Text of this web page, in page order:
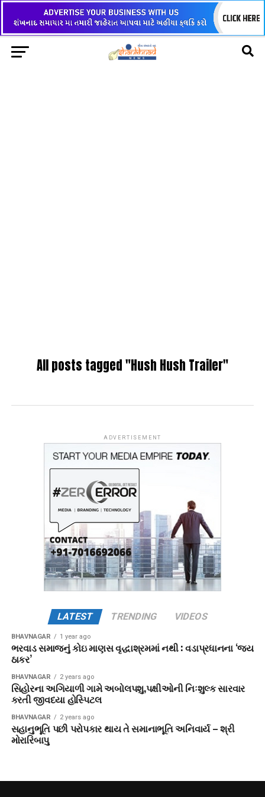
All posts tagged "Hush Hush Trailer"
ADVERTISEMENT
LATEST TRENDING VIDEOS
BHAVNAGAR 1 year ago
ભરવાડ સમાજનું કોઇ માણસ વૃદ્ધાશ્રમમાં નથી : વડાપ્રધાનના ‘જય
ઠાકર’
BHAVNAGAR 2 years ago
સિહોરના અગિયાળી ગામે અબોલપશુ,પક્ષીઓની નિઃશુલ્ક સારવાર
કરતી જીવદયા હોસ્પિટલ
BHAVNAGAR 2 years ago
સહાનુભૂતિ પછી પરોપકાર થાય તે સમાનાભૂતિ અનિવાર્ય – શ્રી
મોરારિબાપુ